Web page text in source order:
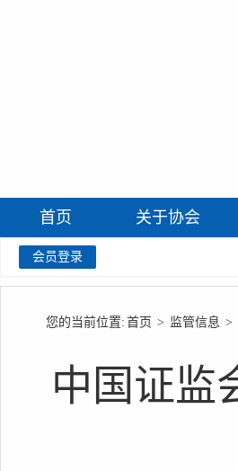
首页 关于协会
会员登录
您的当前位置: 首页 > 监管信息 >
中国证监